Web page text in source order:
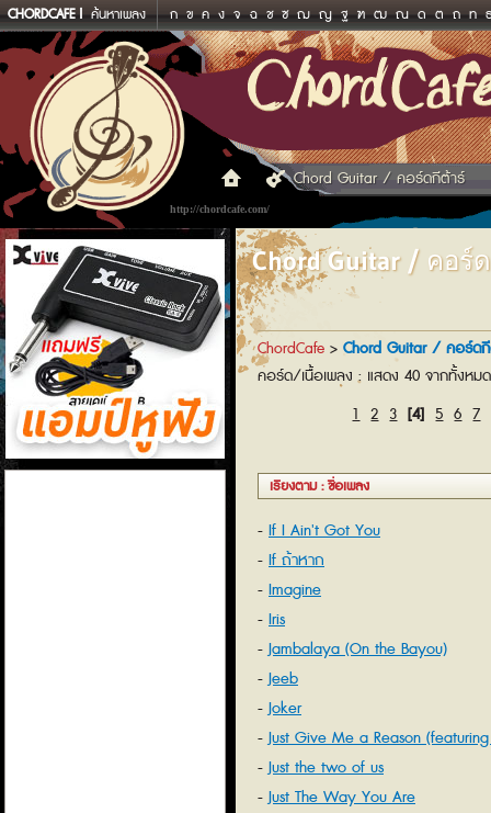
CHORDCAFE ค้นหาเพลง ก ข ค ง จ ฉ ช ซ ฌ ญ ฐ ฑ ฒ ณ ด ต ถ ท
http://chordcafe.com/
Chord Guitar / คอร์ดกีต้าร์
แอมป์หูฟัง
Chord Guitar / คอร์
ChordCafe > Chord Guitar / คอร์ด
คอร์ด/เนื้อเพลง : แสดง 40 จากทั้งหม
1 2 3 [4] 5 6 7
เรียงตาม : ชื่อเพลง
If I Ain't Got You
If ถ้าหาก
Imagine
Iris
Jambalaya (On the Bayou)
Jeeb
Joker
Just Give Me a Reason
Ruess)
Just the two of us
Just The Way You Are